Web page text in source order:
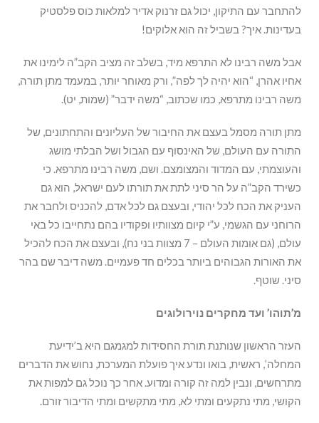
להתחבר עם התיקון, יכול גם זרנוק אדיר למלאות כוס פלסטיק
בעדינות. איך? בשביל זה הוא אלוקים!
אבל משה רבינו לא התרפא מיד, בשלב זה מציב הקב”ה לימינו את
אחיו אהרן, “הוא יהיה לך לפה”, ורק מאוחר יותר, במעמד מתן תורה,
משה רבינו מתרפא, כמו שכתוב, “משה ידבר” (שמות, יט).
מתן תורה מסמל בעצם את החיבור של העליונים והתחתונים, של
התורה עם העולם, של האינסוף עם הגבול ושל הבלתי מושג
והעוצמתי, עם המדוד והמצומצם. ושם, משה רבינו מתרפא. כי
כשירד הקב”ה על הר סיני לתת את תורתו לעם ישראל, הוא גם
העניק את הכח לכל יהודי, ובעצם גם לכל אדם, להכניס ולחבר את
הרוחני עם הגשמי, ע”י קיום מצוותיו ופקודיו בהם נתחייבו כל באי
עולם, (גם אומות העולם – 7 מצוות בני נח), ובעצם את הכח להכיל
את האורות הגבוהים ביותר בכלים חד פעמיים. משה דיבר שם בהר
סיני. שוטף.
מ’תוהו’ ועד מחקרים נוירולוגים
העזר הראשון שנותנת תורת החסידות למגמגם היא ב’ידיעת
המחלה’, ראשית, בואו ונדע איך פועלת המערכת, נחוש את הדברים
מתרחשים, ונבין למה זה קורה ומדוע. אחר כך נוכל גם למפות את
הקושי, מתי נתקעים ומתי לא, מתי מתקשים ומתי הדיבור זורם.